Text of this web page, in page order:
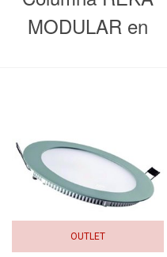
MODULAR en
OUTLET